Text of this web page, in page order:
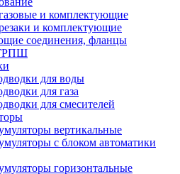
и комплектующие
и комплектующие
соединения, фланцы
для воды
для газа
для смесителей
вертикальные
с блоком автоматики
горизонтальные